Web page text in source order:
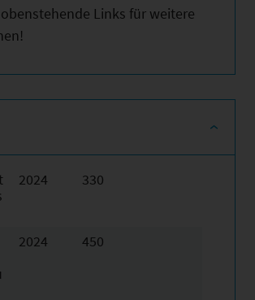
Links für weitere
2024 330
2024 450